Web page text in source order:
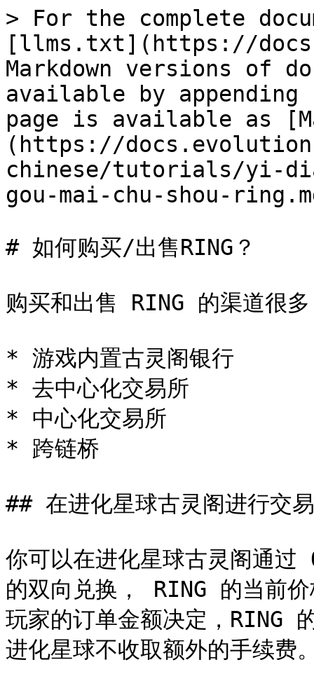
> For the complete
[llms.txt](https://
Markdown versions of
available by
page is available as
(https://
chinese/tutorials/yi-
gou-mai-chu-shou-
# 如何购买/出售RING？
购买和出售 RING 的渠道很
* 游戏内置古灵阁银行
* 去中心化交易所
* 中心化交易所
* 跨链桥
## 在进化星球古灵阁进行交易
你可以在进化星球古灵阁通
的双向兑换， RING 的当前
玩家的订单金额决定，RING
进化星球不收取额外的手续费